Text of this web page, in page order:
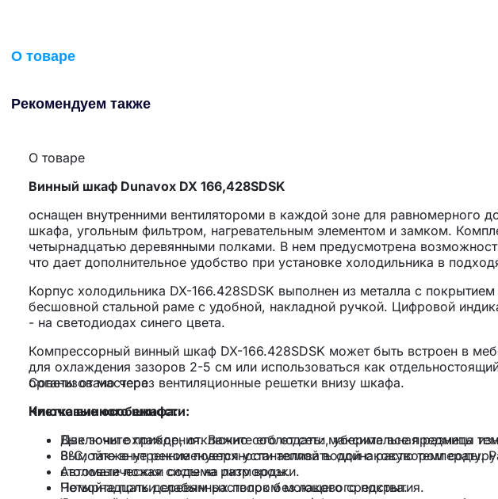
О товаре
Рекомендуем также
О товаре
Винный шкаф Dunavox DX 166,428SDSK
оснащен внутренними вентилятороми в каждой зоне для равномерного
шкафа, угольным фильтром, нагревательным элементом и замком.
четырнадцатью деревянными полками. В нем предусмотрена
что дает дополнительное удобство при установке холодильника в
Корпус холодильника DX-166.428SDSK выполнен из металла с
бесшовной стальной раме с удобной, накладной ручкой. Цифровой
- на светодиодах синего цвета.
Компрессорный винный шкаф DX-166.428SDSK может быть встроен в
для охлаждения зазоров 2-5 см или использоваться как
организовано через вентиляционные решетки внизу шкафа.
Ключевые особенности:
Две зоны охлаждения. Важно соблюдать: максимальная разница
8°C, также не рекоменуется устанавливать одинаковую
Автоматическая система разморозки.
Четырнадцать деревянных полок без лакового покрытия.
Советы от мастера
Чистка винного шкафа:
Выключите прибор, отключите его от сети, уберите все предметы
Вымойте внутренние поверхности теплой водой с раствором соды.
столовые ложки соды на литр воды.
Помойте полки слабым раствором моющего средства.